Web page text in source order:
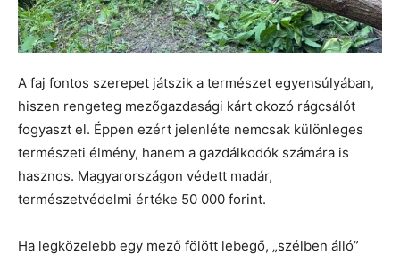
A faj fontos szerepet játszik a természet egyensúlyában,
hiszen rengeteg mezőgazdasági kárt okozó rágcsálót
fogyaszt el. Éppen ezért jelenléte nemcsak különleges
természeti élmény, hanem a gazdálkodók számára is
hasznos. Magyarországon védett madár,
természetvédelmi értéke 50 000 forint.
Ha legközelebb egy mező fölött lebegő, „szélben álló”